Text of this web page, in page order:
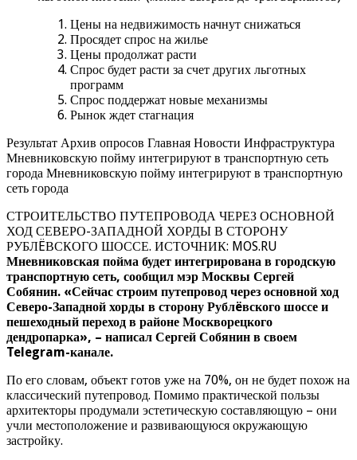
Цены на недвижимость начнут снижаться
Просядет спрос на жилье
Цены продолжат расти
Спрос будет расти за счет других льготных
программ
Спрос поддержат новые механизмы
Рынок ждет стагнация
Результат Архив опросов Главная Новости Инфраструктура
Мневниковскую пойму интегрируют в транспортную сеть
города Мневниковскую пойму интегрируют в транспортную
сеть города
СТРОИТЕЛЬСТВО ПУТЕПРОВОДА ЧЕРЕЗ ОСНОВНОЙ
ХОД СЕВЕРО-ЗАПАДНОЙ ХОРДЫ В СТОРОНУ
РУБЛËВСКОГО ШОССЕ. ИСТОЧНИК: MOS.RU
Мневниковская пойма будет интегрирована в городскую
транспортную сеть, сообщил мэр Москвы Сергей
Собянин. «Сейчас строим путепровод через основной ход
Северо-Западной хорды в сторону Рублëвского шоссе и
пешеходный переход в районе Москворецкого
дендропарка», – написал Сергей Собянин в своем
Telegram-канале.
По его словам, объект готов уже на 70%, он не будет похож на
классический путепровод. Помимо практической пользы
архитекторы продумали эстетическую составляющую – они
учли местоположение и развивающуюся окружающую
застройку.